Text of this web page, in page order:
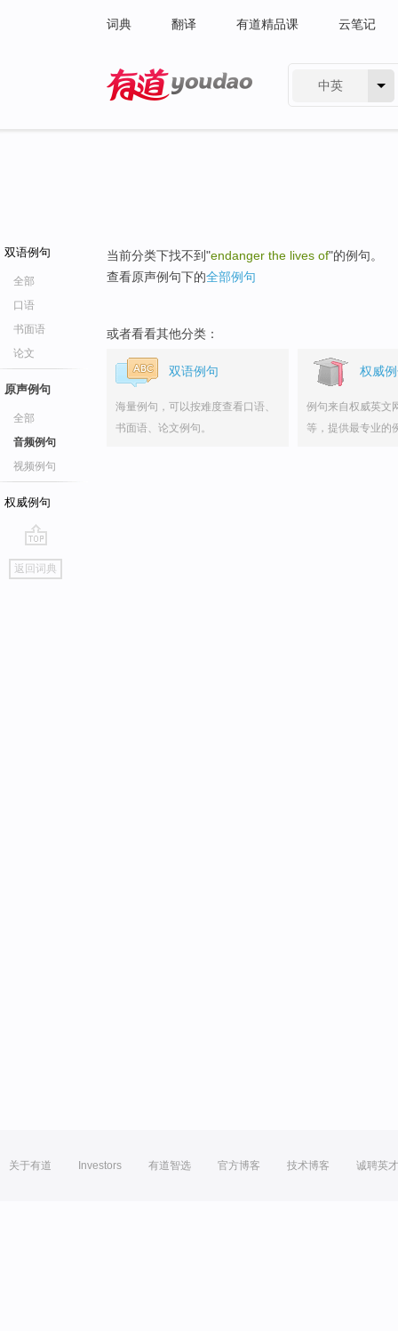
词典 翻译 有道精品课 云笔记
中英
双语例句
全部
口语
书面语
论文
原声例句
全部
音频例句
视频例句
权威例句
go
top
返回词典
当前分类下找不到"endanger the lives of"的例句。
查看原声例句下的全部例句
或者看看其他分类：
双语例句
海量例句，可以按难度查看口语、
书面语、论文例句。
权威
例句来自权威英文
等，提供最专业的
关于有道 Investors 有道智选 官方博客 技术博客 诚聘英才